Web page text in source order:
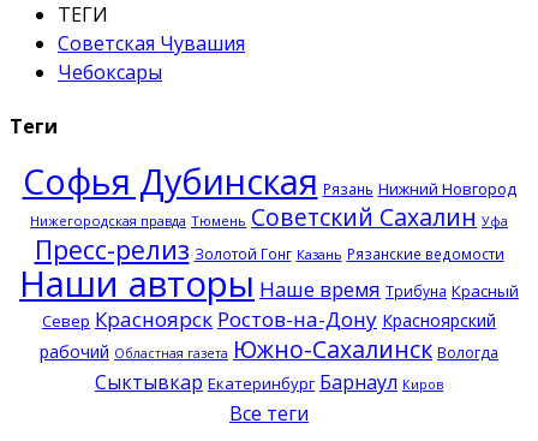
ТЕГИ
Советская Чувашия
Чебоксары
Теги
Софья Дубинская Рязань Нижний Новгород
Нижегородская правда Тюмень Советский Сахалин Уфа
Пресс-релиз Золотой Гонг Казань Рязанские ведомости
Наши авторы Наше время Трибуна Красный
Север Красноярск Ростов-на-Дону Красноярский
рабочий Областная газета Южно-Сахалинск Вологда
Сыктывкар Екатеринбург Барнаул Киров
Все теги